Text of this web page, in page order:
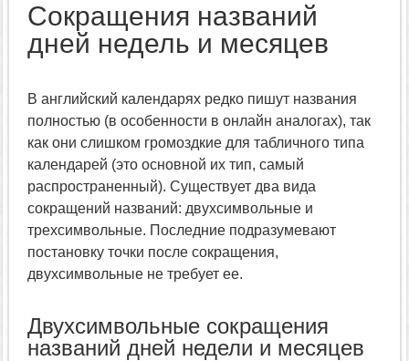
Сокращения названий
дней недель и месяцев
В английский календарях редко пишут названия
полностью (в особенности в онлайн аналогах), так
как они слишком громоздкие для табличного типа
календарей (это основной их тип, самый
распространенный). Существует два вида
сокращений названий: двухсимвольные и
трехсимвольные. Последние подразумевают
постановку точки после сокращения,
двухсимвольные не требует ее.
Двухсимвольные сокращения
названий дней недели и месяцев